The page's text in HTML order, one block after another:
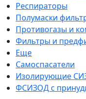
Респираторы
Полумаски
Противогазы и
Фильтры и
Еще
Самоспасатели
Изолирующие
ФСИЗОД с